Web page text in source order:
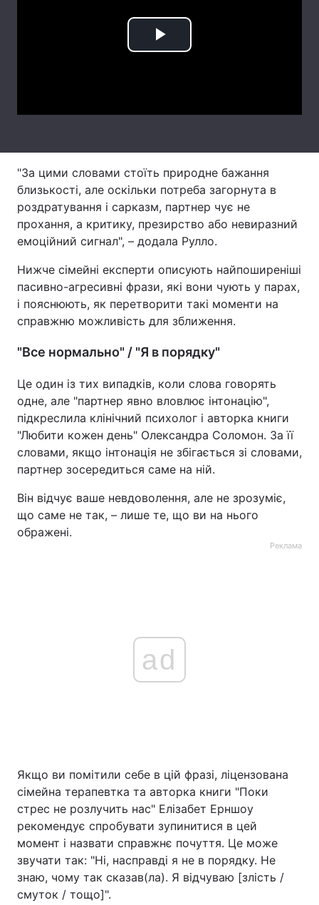
Play
"За цими словами стоїть природне бажання
близькості, але оскільки потреба загорнута в
роздратування і сарказм, партнер чує не
прохання, а критику, презирство або невиразний
емоційний сигнал", – додала Рулло.
Нижче сімейні експерти описують найпоширеніші
пасивно-агресивні фрази, які вони чують у парах,
і пояснюють, як перетворити такі моменти на
справжню можливість для зближення.
"Все нормально" / "Я в порядку"
Це один із тих випадків, коли слова говорять
одне, але "партнер явно вловлює інтонацію",
підкреслила клінічний психолог і авторка книги
"Любити кожен день" Олександра Соломон. За її
словами, якщо інтонація не збігається зі словами,
партнер зосередиться саме на ній.
Він відчує ваше невдоволення, але не зрозуміє,
що саме не так, – лише те, що ви на нього
ображені.
Реклама
ad
Якщо ви помітили себе в цій фразі, ліцензована
сімейна терапевтка та авторка книги "Поки
стрес не розлучить нас" Елізабет Ерншоу
рекомендує спробувати зупинитися в цей
момент і назвати справжнє почуття. Це може
звучати так: "Ні, насправді я не в порядку. Не
знаю, чому так сказав(ла). Я відчуваю [злість /
смуток / тощо]".